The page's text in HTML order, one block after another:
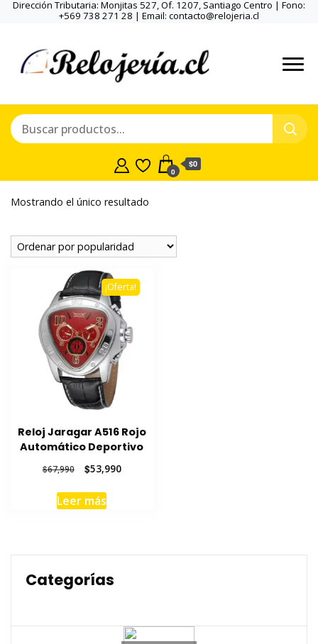
Dirección Tributaria: Monjitas 527, Of. 1207, Santiago Centro | Fono:
+569 738 271 28 | Email: contacto@relojeria.cl
0
$0
Mostrando el único resultado
¡Oferta!
Reloj Jaragar A516 Rojo
Automático Deportivo
$67,990
original
era:
$53,990El
Leer más
Categorías